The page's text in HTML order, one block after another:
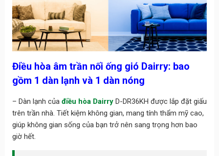
Điều hòa âm trần nối ống gió Dairry: bao
gồm 1 dàn lạnh và 1 dàn nóng
– Dàn lạnh của điều hòa DairryD-DR36KH được lắp đặt giấu
trên trần nhà. Tiết kiệm không gian, mang tính thẩm mỹ cao,
giúp không gian sống của bạn trở nên sang trọng hơn bao
giờ hết.